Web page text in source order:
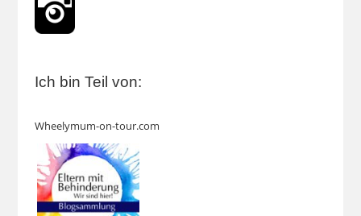
Ich bin Teil von:
Wheelymum-on-tour.com